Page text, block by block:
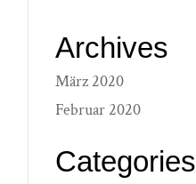
Archives
März 2020
Februar 2020
Categories